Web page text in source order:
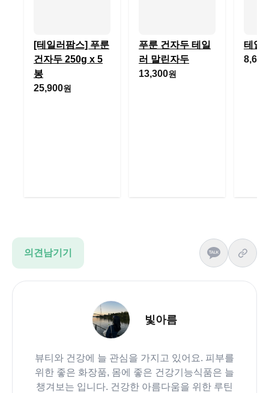
[테일러팜스] 푸룬
건자두 250g x 5
봉
25,900원
푸룬 건자두 테일
러 말린자두
13,300원
테일
8,620
의견남기기
빛아름
뷰티와 건강에 늘 관심을 가지고 있어요. 피부를
위한 좋은 화장품, 몸에 좋은 건강기능식품은 늘
챙겨보는 입니다. 건강한 아름다움을 위한 루틴